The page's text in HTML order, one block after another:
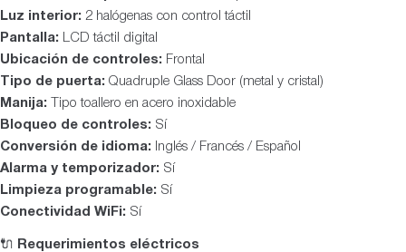
Luz interior: 2 halógenas con control táctil
Pantalla: LCD táctil digital
Ubicación de controles: Frontal
Tipo de puerta: Quadruple Glass Door (metal y cristal)
Manija: Tipo toallero en acero inoxidable
Bloqueo de controles: Sí
Conversión de idioma: Inglés / Francés / Español
Alarma y temporizador: Sí
Limpieza programable: Sí
Conectividad WiFi: Sí
🔌 Requerimientos eléctricos